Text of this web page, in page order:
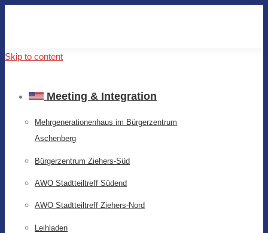
Skip to content
Meeting & Integration
Mehrgenerationenhaus im Bürgerzentrum
Aschenberg
Bürgerzentrum Ziehers-Süd
AWO Stadtteiltreff Südend
AWO Stadtteiltreff Ziehers-Nord
Leihladen